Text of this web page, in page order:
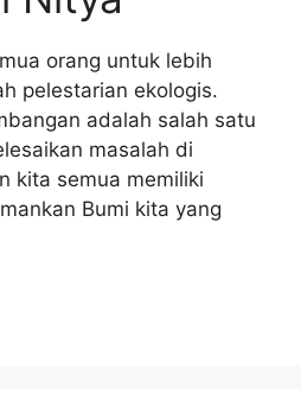
orang untuk lebih
pelestarian ekologis.
adalah salah satu
masalah di
kita semua memiliki
Bumi kita yang